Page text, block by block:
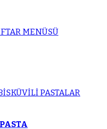
MENÜSÜ
PASTALAR